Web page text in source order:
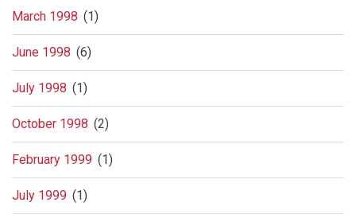
March 1998 (1)
June 1998 (6)
July 1998 (1)
October 1998 (2)
February 1999 (1)
July 1999 (1)